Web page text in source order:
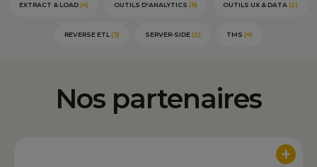
EXTRACT & LOAD (4) OUTILS D'ANALYTICS (8) OUTILS UX & DATA (2)
REVERSE ETL (3) SERVER-SIDE (2) TMS (4)
Nos partenaires
+